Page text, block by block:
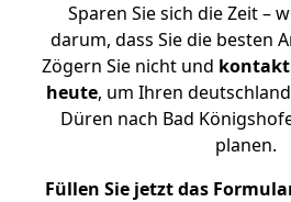
Sparen Sie sich die Zeit –
darum, dass Sie die besten
Zögern Sie nicht und
heute, um Ihren
Düren nach Bad
planen.
Füllen Sie jetzt das